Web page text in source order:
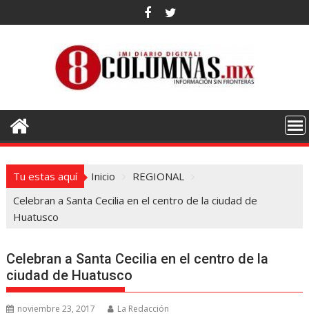
al
Tu estas aquí Inicio
REGIONAL
Celebran a Santa Cecilia en el centro de la ciudad de
Huatusco
Celebran a Santa Cecilia en el centro de la
ciudad de Huatusco
noviembre 23, 2017 La Redacción